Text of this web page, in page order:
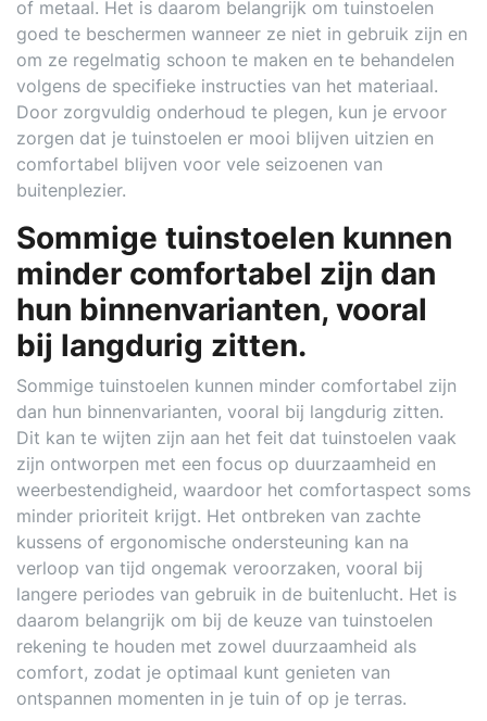
of metaal. Het is daarom belangrijk om tuinstoelen
goed te beschermen wanneer ze niet in gebruik zijn en
om ze regelmatig schoon te maken en te behandelen
volgens de specifieke instructies van het materiaal.
Door zorgvuldig onderhoud te plegen, kun je ervoor
zorgen dat je tuinstoelen er mooi blijven uitzien en
comfortabel blijven voor vele seizoenen van
buitenplezier.
Sommige tuinstoelen kunnen
minder comfortabel zijn dan
hun binnenvarianten, vooral
bij langdurig zitten.
Sommige tuinstoelen kunnen minder comfortabel zijn
dan hun binnenvarianten, vooral bij langdurig zitten.
Dit kan te wijten zijn aan het feit dat tuinstoelen vaak
zijn ontworpen met een focus op duurzaamheid en
weerbestendigheid, waardoor het comfortaspect soms
minder prioriteit krijgt. Het ontbreken van zachte
kussens of ergonomische ondersteuning kan na
verloop van tijd ongemak veroorzaken, vooral bij
langere periodes van gebruik in de buitenlucht. Het is
daarom belangrijk om bij de keuze van tuinstoelen
rekening te houden met zowel duurzaamheid als
comfort, zodat je optimaal kunt genieten van
ontspannen momenten in je tuin of op je terras.